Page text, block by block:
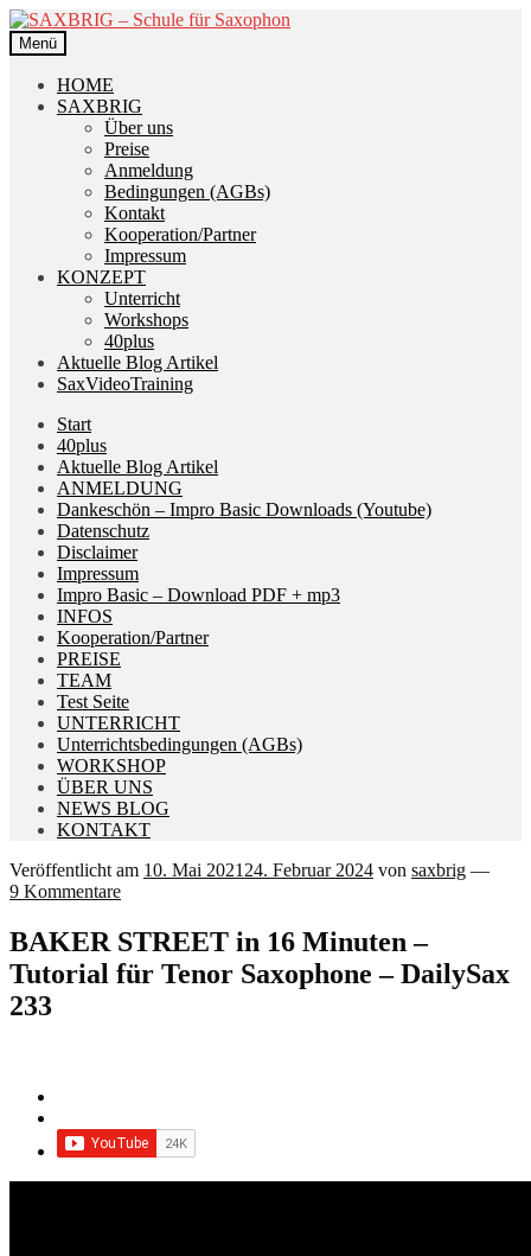
Zur
Navigation
springen
Zum
Inhalt
springen
Menü
HOME
SAXBRIG
Über uns
Preise
Anmeldung
Bedingungen (AGBs)
Kontakt
Kooperation/Partner
Impressum
KONZEPT
Unterricht
Workshops
40plus
Aktuelle Blog Artikel
SaxVideoTraining
Start
40plus
Aktuelle Blog Artikel
ANMELDUNG
Dankeschön – Impro Basic Downloads (Youtube)
Datenschutz
Disclaimer
Impressum
Impro Basic – Download PDF + mp3
INFOS
Kooperation/Partner
PREISE
TEAM
Test Seite
UNTERRICHT
Unterrichtsbedingungen (AGBs)
WORKSHOP
ÜBER UNS
NEWS BLOG
KONTAKT
Veröffentlicht am 10. Mai 2021 24. Februar 2024 von saxbrig —
9 Kommentare
BAKER STREET in 16 Minuten –
Tutorial für Tenor Saxophone – DailySax
233